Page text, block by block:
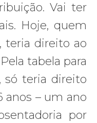
Vai ter
Hoje, quem
teria direito ao
tabela para
só teria direito
anos – um ano
por